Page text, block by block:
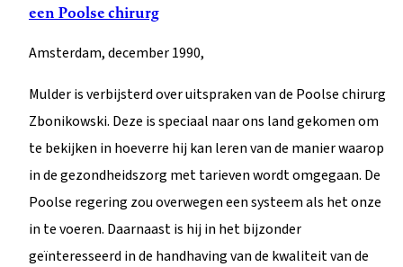
een Poolse chirurg
Amsterdam, december 1990,
Mulder is verbijsterd over uitspraken van de Poolse chirurg
Zbonikowski. Deze is speciaal naar ons land gekomen om
te bekijken in hoeverre hij kan leren van de manier waarop
in de gezondheidszorg met tarieven wordt omgegaan. De
Poolse regering zou overwegen een systeem als het onze
in te voeren. Daarnaast is hij in het bijzonder
geïnteresseerd in de handhaving van de kwaliteit van de